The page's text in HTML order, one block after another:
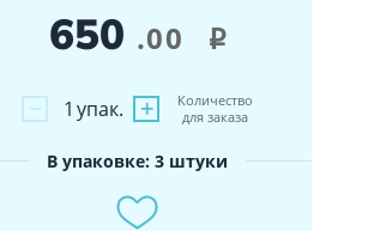
650 .00 i
− +
1 упак.
Количество
для заказа
В упаковке: 3 штуки